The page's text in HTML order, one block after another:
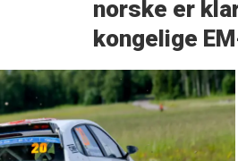
norske er
kongelige